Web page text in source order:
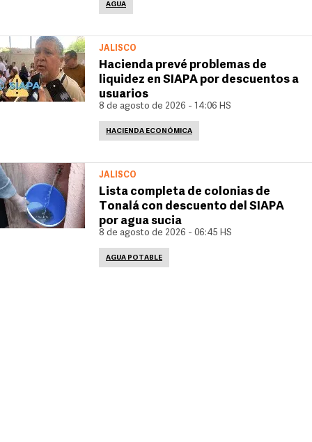
AGUA
JALISCO
Hacienda prevé problemas de
liquidez en SIAPA por descuentos a
usuarios
8 de agosto de 2026 - 14:06 HS
HACIENDA ECONÓMICA
JALISCO
Lista completa de colonias de
Tonalá con descuento del SIAPA
por agua sucia
8 de agosto de 2026 - 06:45 HS
AGUA POTABLE